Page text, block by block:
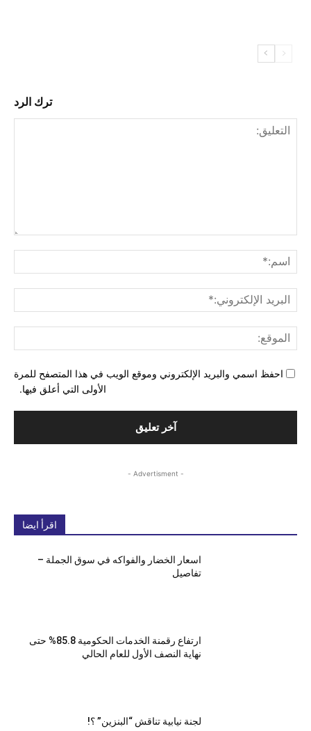
ترك الرد
احفظ اسمي والبريد الإلكتروني وموقع الويب في هذا المتصفح للمرة
الأولى التي أعلق فيها.
- Advertisment -
اقرأ ايضا
اسعار الخضار والفواكه في سوق الجملة –
تفاصيل
ارتفاع رقمنة الخدمات الحكومية 85.8% حتى
نهاية النصف الأول للعام الحالي
لجنة نيابية تناقش “البنزين” ؟!